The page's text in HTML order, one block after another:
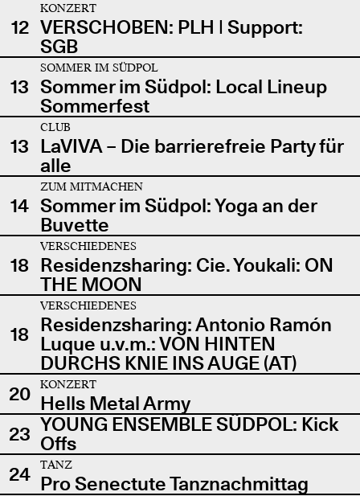
12
KONZERT
VERSCHOBEN: PLH | Support:
SGB
13
SOMMER IM SÜDPOL
Sommer im Südpol: Local Lineup
Sommerfest
13
CLUB
LaVIVA – Die barrierefreie Party für
alle
14
ZUM MITMACHEN
Sommer im Südpol: Yoga an der
Buvette
18
VERSCHIEDENES
Residenzsharing: Cie. Youkali: ON
THE MOON
18
VERSCHIEDENES
Residenzsharing: Antonio Ramón
Luque u.v.m.: VON HINTEN
DURCHS KNIE INS AUGE (AT)
20
KONZERT
Hells Metal Army
23 YOUNG ENSEMBLE SÜDPOL: Kick
Offs
24
TANZ
Pro Senectute Tanznachmittag